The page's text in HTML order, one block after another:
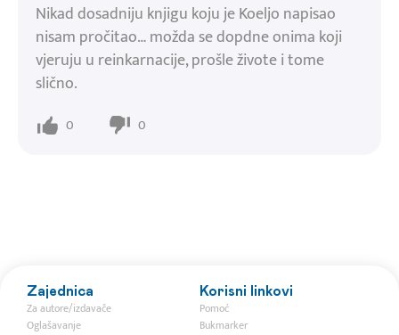
Nikad dosadniju knjigu koju je Koeljo napisao
nisam pročitao… možda se dopdne onima koji
vjeruju u reinkarnacije, prošle živote i tome
slično.
0 0
Zajednica
Za autore/izdavače
Oglašavanje
Korisni linkovi
Pomoć
Bukmarker